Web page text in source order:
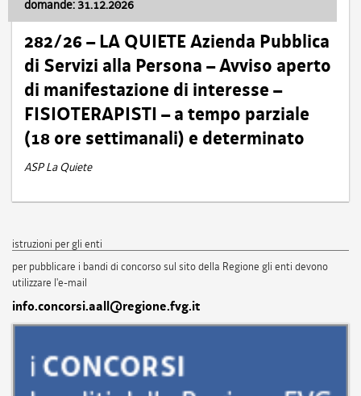
domande: 31.12.2026
282/26 – LA QUIETE Azienda Pubblica
di Servizi alla Persona – Avviso aperto
di manifestazione di interesse –
FISIOTERAPISTI – a tempo parziale
(18 ore settimanali) e determinato
ASP La Quiete
istruzioni per gli enti
per pubblicare i bandi di concorso sul sito della Regione gli enti devono
utilizzare l'e-mail
info.concorsi.aall@regione.fvg.it